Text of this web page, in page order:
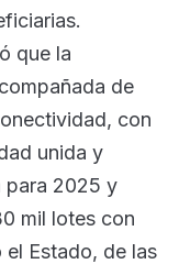
que la
de
con
unida y
para 2025 y
mil lotes con
Estado, de las